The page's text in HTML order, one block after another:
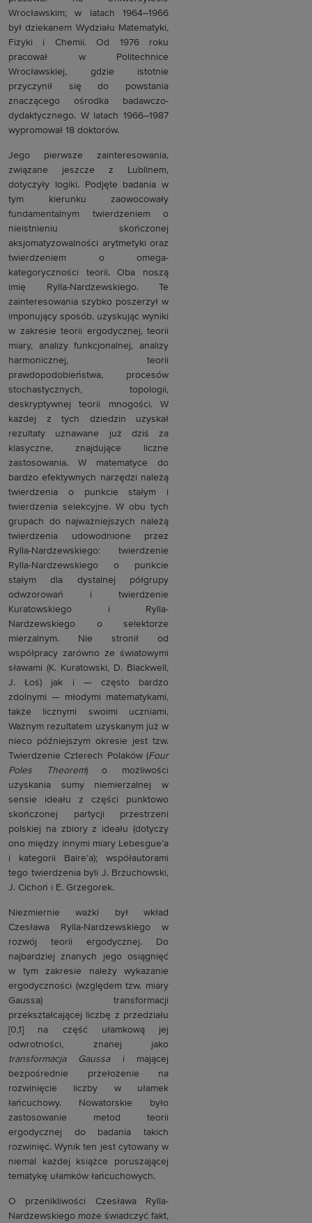
Wrocławskim; w latach 1964–1966
był dziekanem Wydziału Matematyki,
Fizyki i Chemii. Od 1976 roku
pracował w Politechnice
Wrocławskiej, gdzie istotnie
przyczynił się do powstania
znaczącego ośrodka badawczo-
dydaktycznego. W latach 1966–1987
wypromował 18 doktorów.
Jego pierwsze zainteresowania,
związane jeszcze z Lublinem,
dotyczyły logiki. Podjęte badania w
tym kierunku zaowocowały
fundamentalnym twierdzeniem o
nieistnieniu skończonej
aksjomatyzowalności arytmetyki oraz
twierdzeniem o omega-
kategoryczności teorii. Oba noszą
imię Rylla-Nardzewskiego. Te
zainteresowania szybko poszerzył w
imponujący sposób, uzyskując wyniki
w zakresie teorii ergodycznej, teorii
miary, analizy funkcjonalnej, analizy
harmonicznej, teorii
prawdopodobieństwa, procesów
stochastycznych, topologii,
deskryptywnej teorii mnogości. W
każdej z tych dziedzin uzyskał
rezultaty uznawane już dziś za
klasyczne, znajdujące liczne
zastosowania. W matematyce do
bardzo efektywnych narzędzi należą
twierdzenia o punkcie stałym i
twierdzenia selekcyjne. W obu tych
grupach do najważniejszych należą
twierdzenia udowodnione przez
Rylla-Nardzewskiego: twierdzenie
Rylla-Nardzewskiego o punkcie
stałym dla dystalnej półgrupy
odwzorowań i twierdzenie
Kuratowskiego i Rylla-
Nardzewskiego o selektorze
mierzalnym. Nie stronił od
współpracy zarówno ze światowymi
sławami (K. Kuratowski, D. Blackwell,
J. Łoś) jak i — często bardzo
zdolnymi — młodymi matematykami,
także licznymi swoimi uczniami,
Ważnym rezultatem uzyskanym już w
nieco późniejszym okresie jest tzw.
Twierdzenie Czterech Polaków (Four
Poles Theorem) o możliwości
uzyskania sumy niemierzalnej w
sensie ideału z części punktowo
skończonej partycji przestrzeni
polskiej na zbiory z ideału (dotyczy
ono między innymi miary Lebesgue’a
i kategorii Baire’a); współautorami
tego twierdzenia byli J. Brzuchowski,
J. Cichoń i E. Grzegorek.
Niezmiernie ważki był wkład
Czesława Rylla-Nardzewskiego w
rozwój teorii ergodycznej. Do
najbardziej znanych jego osiągnięć
w tym zakresie należy wykazanie
ergodyczności (względem tzw. miary
Gaussa) transformacji
przekształcającej liczbę z przedziału
[0,1] na część ułamkową jej
odwrotności, znanej jako
transformacja Gaussai mającej
bezpośrednie przełożenie na
rozwinięcie liczby w ułamek
łańcuchowy. Nowatorskie było
zastosowanie metod teorii
ergodycznej do badania takich
rozwinięć. Wynik ten jest cytowany w
niemal każdej książce poruszającej
tematykę ułamków łańcuchowych.
O przenikliwości Czesława Rylla-
Nardzewskiego może świadczyć fakt,